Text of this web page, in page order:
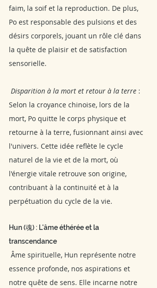
faim, la soif et la reproduction. De plus,
Po est responsable des pulsions et des
désirs corporels, jouant un rôle clé dans
la quête de plaisir et de satisfaction
sensorielle.
Disparition à la mort et retour à la terre :
Selon la croyance chinoise, lors de la
mort, Po quitte le corps physique et
retourne à la terre, fusionnant ainsi avec
l'univers. Cette idée reflète le cycle
naturel de la vie et de la mort, où
l'énergie vitale retrouve son origine,
contribuant à la continuité et à la
perpétuation du cycle de la vie.
Hun (魂) : L'âme éthérée et la
transcendance
essence profonde, nos aspirations et
notre quête de sens. Elle incarne notre